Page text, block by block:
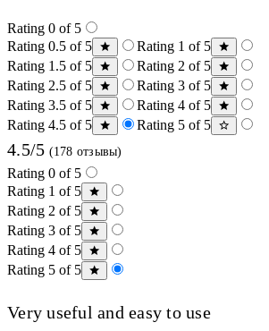
Rating 0 of 5
Rating 0.5 of 5
Rating 1 of 5
Rating 1.5 of 5
Rating 2 of 5
Rating 2.5 of 5
Rating 3 of 5
Rating 3.5 of 5
Rating 4 of 5
Rating 4.5 of 5
Rating 5 of 5
4.5/5 (178 отзывы)
Rating 0 of 5
Rating 1 of 5
Rating 2 of 5
Rating 3 of 5
Rating 4 of 5
Rating 5 of 5
Very useful and easy to use